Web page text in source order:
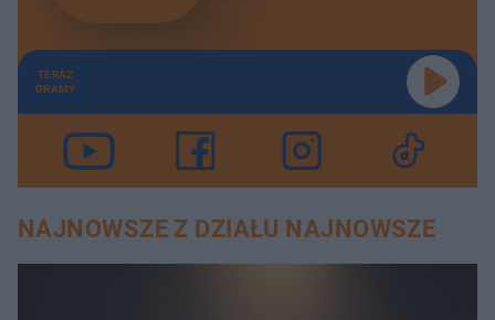
TERAZ
GRAMY
NAJNOWSZE Z DZIAŁU NAJNOWSZE